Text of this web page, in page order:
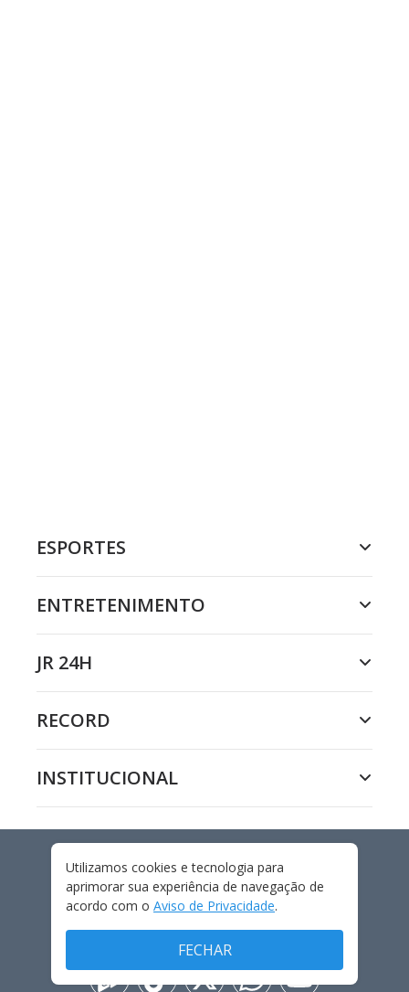
ESPORTES
ENTRETENIMENTO
JR 24H
RECORD
INSTITUCIONAL
BRASÍLIA
Utilizamos cookies e tecnologia para
aprimorar sua experiência de navegação de
acordo com o Aviso de Privacidade.
FECHAR